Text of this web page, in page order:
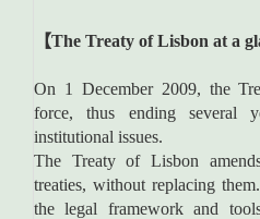
【The Treaty of Lisbon at a
On 1 December 2009, the
force, thus ending several
institutional issues.
The Treaty of Lisbon
treaties, without replacing
the legal framework and